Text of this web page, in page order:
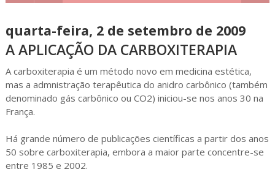
quarta-feira, 2 de setembro de 2009
A APLICAÇÃO DA CARBOXITERAPIA
A carboxiterapia é um método novo em medicina estética,
mas a admnistração terapêutica do anidro carbônico (também
denominado gás carbônico ou CO2) iniciou-se nos anos 30 na
França.
Há grande número de publicações científicas a partir dos anos
50 sobre carboxiterapia, embora a maior parte concentre-se
entre 1985 e 2002.